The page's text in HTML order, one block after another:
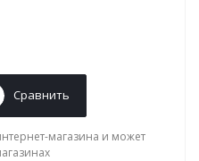
Сравнить
магазина и может